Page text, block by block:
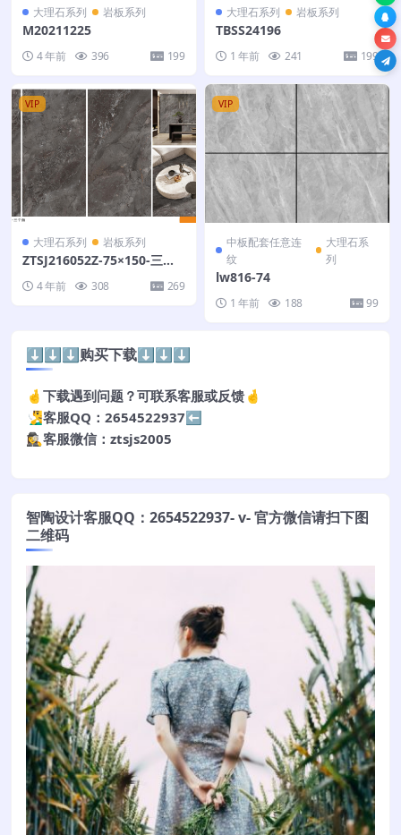
大理石系列 岩板系列
M20211225
4 年前 396 199
大理石系列 岩板系列
TBSS24196
1 年前 241 199
VIP
大理石系列 岩板系列
ZTSJ216052Z-75×150-三个
4 年前 308 269
VIP
中板配套任意连
纹
大理石系
列
lw816-74
1 年前 188 99
⬇️⬇️⬇️购买下载⬇️⬇️⬇️
🤞下载遇到问题？可联系客服或反馈🤞
🧏‍♂️客服QQ：2654522937⬅️
🕵️‍♀️客服微信：ztsjs2005
智陶设计客服QQ：2654522937- v- 官方微信请扫下图
二维码